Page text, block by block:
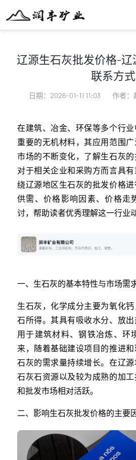
辽源生石灰批发价格-
联系方式
日期：2026-01-11 11:03 作者：
在建筑、冶金、环保等多个行
重要的无机材料，其应用范围
市场的不断变化，了解生石灰的
对于相关企业和采购方而言具
绕辽源地区生石灰的批发价格
供需、价格影响因素、价格走
讨，帮助读者优秀理解这一行业
一、生石灰的基本特性与市场需
生石灰，化学成分主要为氧化
石所得。其具有吸收水分、放
用于建筑材料、钢铁冶炼、环
来，随着基础建设项目的推进
石灰的需求量持续增长。在辽
石灰石资源以及较为成熟的加
和批发市场相对活跃。
二、影响生石灰批发价格的主要